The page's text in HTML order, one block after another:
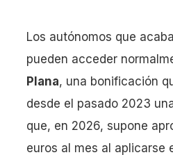
Los autónomos que
pueden acceder
Plana, una bonificación
desde el pasado 2023
que, en 2026, supone
euros al mes al aplicarse